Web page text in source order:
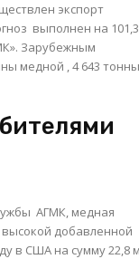
экспорт
выполнен на
медной , 4 643 тонны
АГМК, медная
добавленной
в США на сумму 22,8